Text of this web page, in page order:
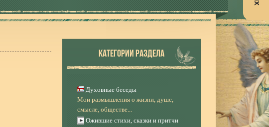
КАТЕГОРИИ РАЗДЕЛА
Духовные беседы
Мои размышления о жизни, душе,
смысле, обществе...
Ожившие стихи, сказки и притчи